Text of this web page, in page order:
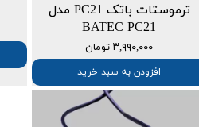
ترموستات باتک PC21 مدل
BATEC PC21
۳,۹۹۰,۰۰۰ تومان
افزودن به سبد خرید